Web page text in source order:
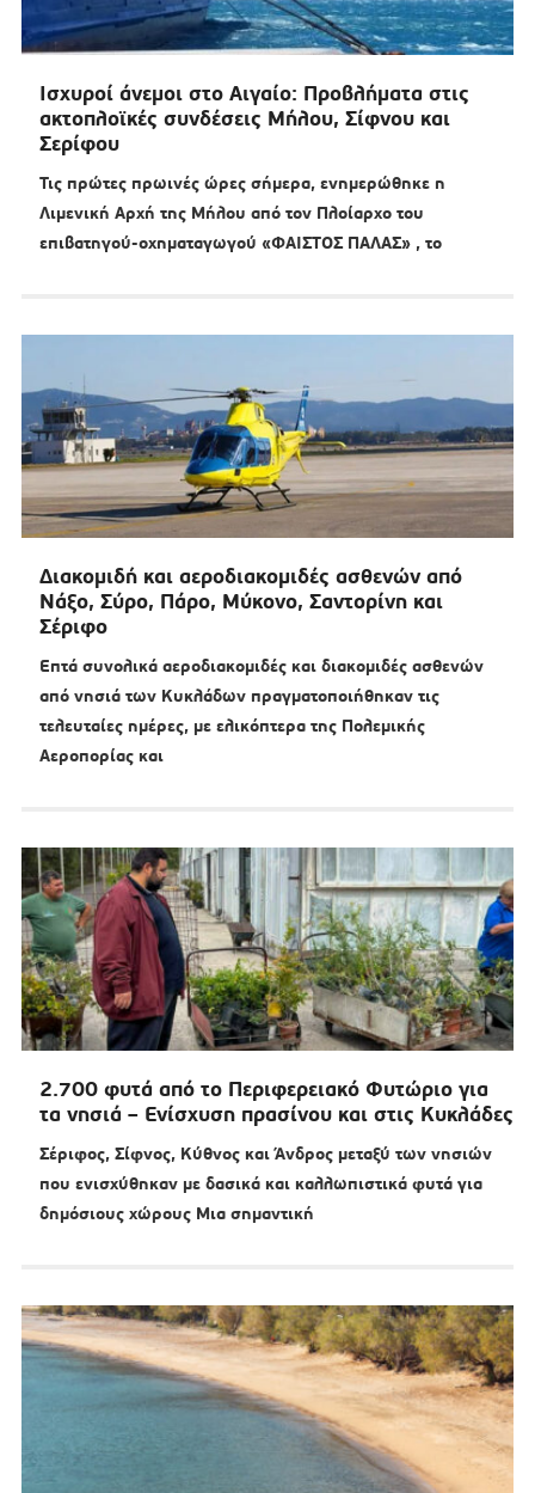
Ισχυροί άνεμοι στο Αιγαίο: Προβλήματα στις
ακτοπλοϊκές συνδέσεις Μήλου, Σίφνου και
Σερίφου
Τις πρώτες πρωινές ώρες σήμερα, ενημερώθηκε η
Λιμενική Αρχή της Μήλου από τον Πλοίαρχο του
επιβατηγού-οχηματαγωγού «ΦΑΙΣΤΟΣ ΠΑΛΑΣ» , το
Διακομιδή και αεροδιακομιδές ασθενών από
Νάξο, Σύρο, Πάρο, Μύκονο, Σαντορίνη και
Σέριφο
Επτά συνολικά αεροδιακομιδές και διακομιδές ασθενών
από νησιά των Κυκλάδων πραγματοποιήθηκαν τις
τελευταίες ημέρες, με ελικόπτερα της Πολεμικής
Αεροπορίας και
2.700 φυτά από το Περιφερειακό Φυτώριο για
τα νησιά – Ενίσχυση πρασίνου και στις Κυκλάδες
Σέριφος, Σίφνος, Κύθνος και Άνδρος μεταξύ των νησιών
που ενισχύθηκαν με δασικά και καλλωπιστικά φυτά για
δημόσιους χώρους Μια σημαντική